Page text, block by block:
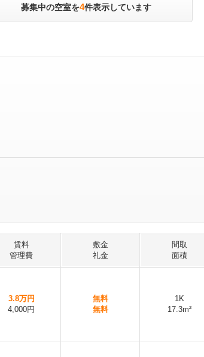
募集中の空室を4件表示しています
賃料
管理費
敷金
礼金
間取
面積
3.8万円
4,000円
無料
無料
1K
17.3m²